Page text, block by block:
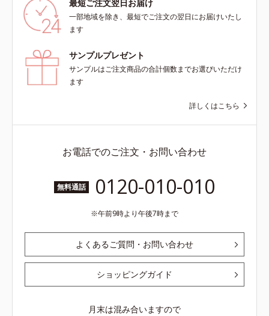
最短ご注文翌日お届け
一部地域を除き、最短でご注文の翌日にお届けいたし
ます
サンプルプレゼント
サンプルはご注文商品の合計個数までお選びいただけ
ます
詳しくはこちら
お電話でのご注文・お問い合わせ
無料通話 0120-010-010
午前9時より午後7時まで
よくあるご質問・お問い合わせ
ショッピングガイド
月末は混み合いますので